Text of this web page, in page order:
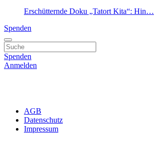
Erschütternde Doku „Tatort Kita“: Hin…
Spenden
Spenden
Anmelden
AGB
Datenschutz
Impressum